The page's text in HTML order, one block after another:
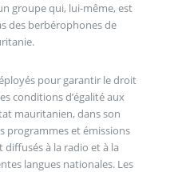
groupe qui, lui-même, est
des berbérophones de
pour garantir le droit
conditions d’égalité aux
mauritanien, dans son
programmes et émissions
à la radio et à la
langues nationales. Les